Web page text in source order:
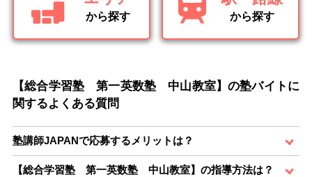
から探す から探す
【総合学習塾 第一英数塾 中山教室】の塾バイトに
関するよくある質問
塾講師JAPANで応募するメリットは？
【総合学習塾 第一英数塾 中山教室】の指導方法は？